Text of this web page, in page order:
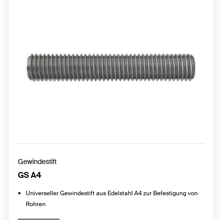
Gewindestift
GS A4
Universeller Gewindestift aus Edelstahl A4 zur Befestigung von
Rohren